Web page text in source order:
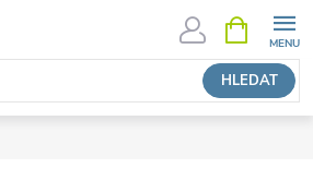
HLEDAT
NÁKUPNÍ
KOŠÍK